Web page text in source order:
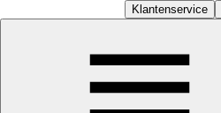
Klantenservice